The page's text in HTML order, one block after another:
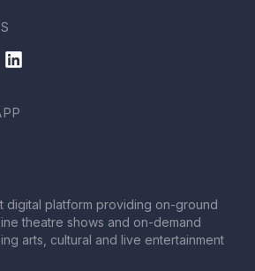
digital platform providing on-ground
theatre shows and on-demand
arts, cultural and live entertainment